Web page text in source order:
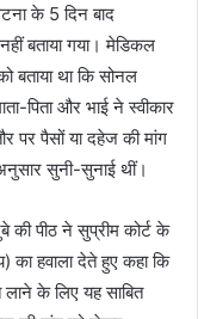
के 5 दिन बाद
बताया गया। मेडिकल
बताया था कि सोनल
पिता और भाई ने स्वीकार
पर पैसों या दहेज की मांग
सुनी-सुनाई थीं।
की पीठ ने सुप्रीम कोर्ट के
का हवाला देते हुए कहा कि
के लिए यह साबित